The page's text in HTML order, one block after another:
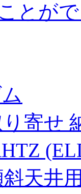
とが
寄せ
天井